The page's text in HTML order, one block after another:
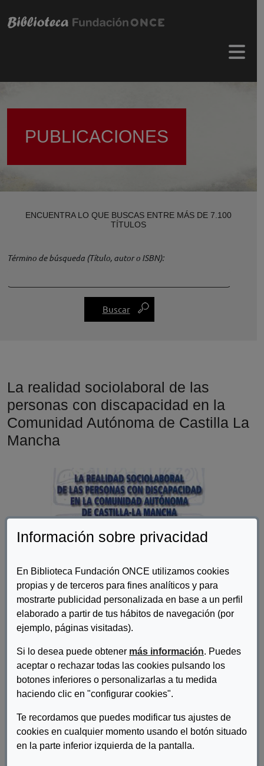
Información sobre privacidad
En Biblioteca Fundación ONCE utilizamos cookies
propias y de terceros para fines analíticos y para
mostrarte publicidad personalizada en base a un perfil
elaborado a partir de tus hábitos de navegación (por
ejemplo, páginas visitadas).
Si lo desea puede obtener más información. Puedes
aceptar o rechazar todas las cookies pulsando los
botones inferiores o personalizarlas a tu medida
haciendo clic en "configurar cookies".
Te recordamos que puedes modificar tus ajustes de
cookies en cualquier momento usando el botón situado
en la parte inferior izquierda de la pantalla.
PUBLICACIONES
ENCUENTRA LO QUE BUSCAS ENTRE MÁS DE 7.100
TÍTULOS
Término de búsqueda (Título, autor o ISBN)
La realidad sociolaboral de las
personas con discapacidad en la
Comunidad Autónoma de Castilla La
Mancha
Fundación ONCE
Descripcion:
Informe final de un estudio realizado en Castilla La Mancha
sobre empleo de Personas con Discapaciad.